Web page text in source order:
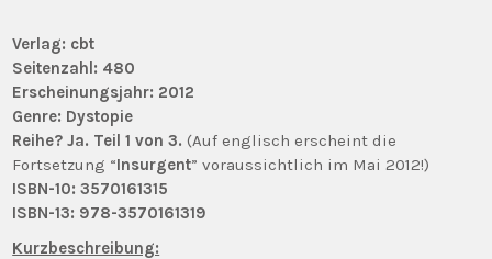
Verlag: cbt
Seitenzahl: 480
Erscheinungsjahr: 2012
Genre: Dystopie
Reihe? Ja. Teil 1 von 3. (Auf englisch erscheint die
Fortsetzung “Insurgent” voraussichtlich im Mai 2012!)
ISBN-10: 3570161315
ISBN-13: 978-3570161319
Kurzbeschreibung: